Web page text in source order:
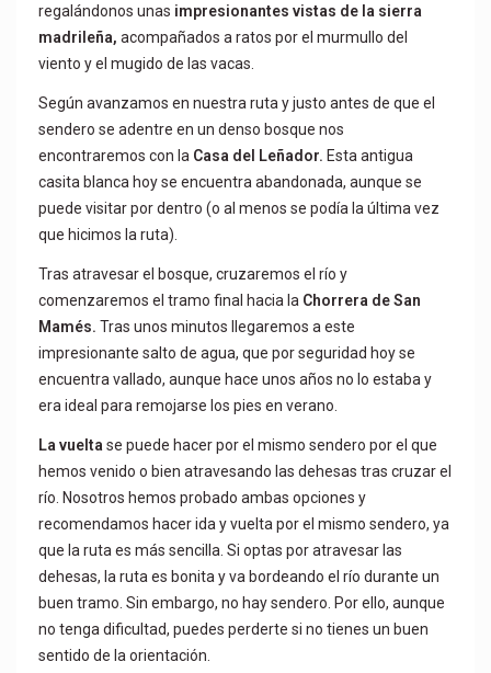
regalándonos unas impresionantes vistas de la sierra
madrileña, acompañados a ratos por el murmullo del
viento y el mugido de las vacas.
Según avanzamos en nuestra ruta y justo antes de que el
sendero se adentre en un denso bosque nos
encontraremos con la Casa del Leñador. Esta antigua
casita blanca hoy se encuentra abandonada, aunque se
puede visitar por dentro (o al menos se podía la última vez
que hicimos la ruta).
Tras atravesar el bosque, cruzaremos el río y
comenzaremos el tramo final hacia la Chorrera de San
Mamés. Tras unos minutos llegaremos a este
impresionante salto de agua, que por seguridad hoy se
encuentra vallado, aunque hace unos años no lo estaba y
era ideal para remojarse los pies en verano.
La vuelta se puede hacer por el mismo sendero por el que
hemos venido o bien atravesando las dehesas tras cruzar el
río. Nosotros hemos probado ambas opciones y
recomendamos hacer ida y vuelta por el mismo sendero, ya
que la ruta es más sencilla. Si optas por atravesar las
dehesas, la ruta es bonita y va bordeando el río durante un
buen tramo. Sin embargo, no hay sendero. Por ello, aunque
no tenga dificultad, puedes perderte si no tienes un buen
sentido de la orientación.